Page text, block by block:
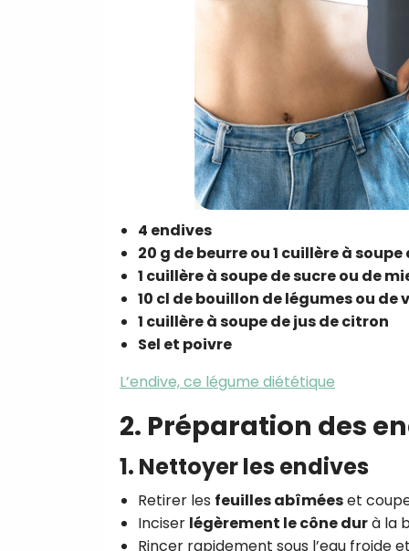
4 endives
20 g de beurre ou 1 cuillère à soupe
1 cuillère à soupe de sucre ou de
10 cl de bouillon de légumes ou de
1 cuillère à soupe de jus de citron
Sel et poivre
L’endive, ce légume diététique
2. Préparation des
1. Nettoyer les endives
Retirer les feuilles abîméeset
Inciser légèrement le cône durà la
Rincer rapidement sous l’eau froide